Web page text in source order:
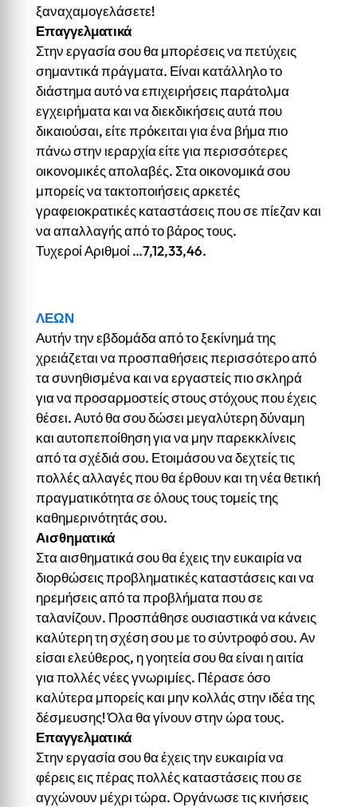
ξαναχαμογελάσετε!
Επαγγελματικά
Στην εργασία σου θα μπορέσεις να πετύχεις
σημαντικά πράγματα. Είναι κατάλληλο το
διάστημα αυτό να επιχειρήσεις παράτολμα
εγχειρήματα και να διεκδικήσεις αυτά που
δικαιούσαι, είτε πρόκειται για ένα βήμα πιο
πάνω στην ιεραρχία είτε για περισσότερες
οικονομικές απολαβές. Στα οικονομικά σου
μπορείς να τακτοποιήσεις αρκετές
γραφειοκρατικές καταστάσεις που σε πίεζαν και
να απαλλαγής από το βάρος τους.
Τυχεροί Αριθμοί …7,12,33,46.
ΛΕΩΝ
Αυτήν την εβδομάδα από το ξεκίνημά της
χρειάζεται να προσπαθήσεις περισσότερο από
τα συνηθισμένα και να εργαστείς πιο σκληρά
για να προσαρμοστείς στους στόχους που έχεις
θέσει. Αυτό θα σου δώσει μεγαλύτερη δύναμη
και αυτοπεποίθηση για να μην παρεκκλίνεις
από τα σχέδιά σου. Ετοιμάσου να δεχτείς τις
πολλές αλλαγές που θα έρθουν και τη νέα θετική
πραγματικότητα σε όλους τους τομείς της
καθημερινότητάς σου.
Αισθηματικά
Στα αισθηματικά σου θα έχεις την ευκαιρία να
διορθώσεις προβληματικές καταστάσεις και να
ηρεμήσεις από τα προβλήματα που σε
ταλανίζουν. Προσπάθησε ουσιαστικά να κάνεις
καλύτερη τη σχέση σου με το σύντροφό σου. Αν
είσαι ελεύθερος, η γοητεία σου θα είναι η αιτία
για πολλές νέες γνωριμίες. Πέρασε όσο
καλύτερα μπορείς και μην κολλάς στην ιδέα της
δέσμευσης! Όλα θα γίνουν στην ώρα τους.
Επαγγελματικά
Στην εργασία σου θα έχεις την ευκαιρία να
φέρεις εις πέρας πολλές καταστάσεις που σε
αγχώνουν μέχρι τώρα. Οργάνωσε τις κινήσεις